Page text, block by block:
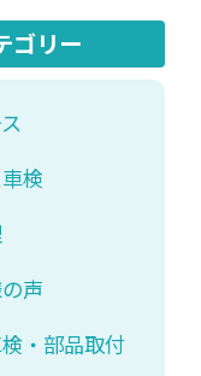
ゴリー
検
声
・部品取付